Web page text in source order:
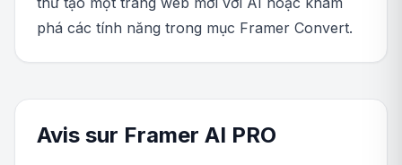
phá các tính năng trong mục Framer Convert.
Avis sur Framer AI PRO